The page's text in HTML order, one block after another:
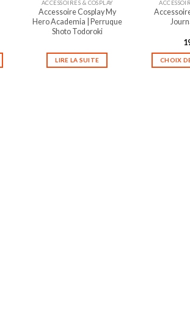
la
page
du
ACCESSOIRES & COSPLAY
Accessoire Cosplay My
Hero Academia | Perruque
Shoto Todoroki
LIRE LA SUITE CHOIX